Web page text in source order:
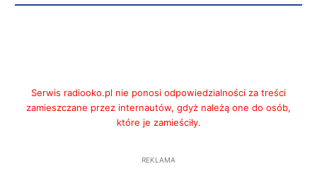
Serwis radiooko.pl nie ponosi odpowiedzialności za treści
zamieszczane przez internautów, gdyż należą one do osób,
które je zamieściły.
REKLAMA